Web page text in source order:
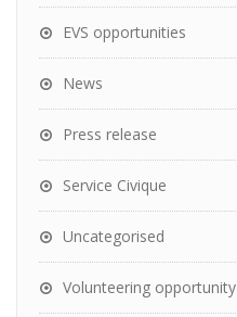
EVS opportunities
News
Press release
Service Civique
Uncategorised
Volunteering opportunity